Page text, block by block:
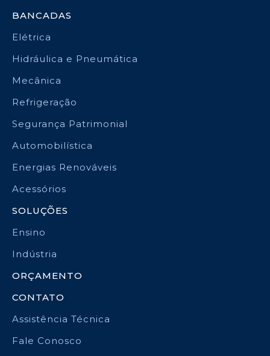
BANCADAS
Elétrica
Hidráulica e Pneumática
Mecânica
Refrigeração
Segurança Patrimonial
Automobilística
Energias Renováveis
Acessórios
SOLUÇÕES
Ensino
Indústria
ORÇAMENTO
CONTATO
Assistência Técnica
Fale Conosco